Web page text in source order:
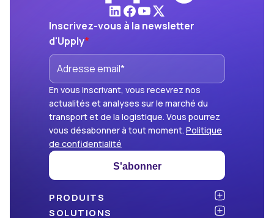
Inscrivez-vous à la newsletter
d'Upply*
En vous inscrivant, vous recevrez nos
actualités et analyses sur le marché du
transport et de la logistique. Vous pourrez
vous désabonner à tout moment. Politique
de confidentialité
S'abonner
PRODUITS
Atlas
NOUVEAU
SOLUTIONS